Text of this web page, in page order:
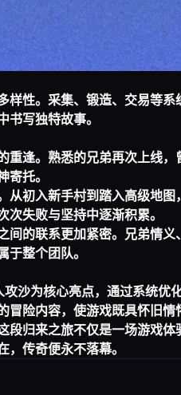
性。采集、锻造、交易等
写独特故事。
重逢。熟悉的兄弟再次上线
托。
从初入新手村到踏入高级地
失败与坚持中逐渐积累。
的联系更加紧密。兄弟情
整个团队。
沙为核心亮点，通过系统优
险内容，使游戏既具怀旧情
归来之旅不仅是一场游戏体
传奇便永不落幕。